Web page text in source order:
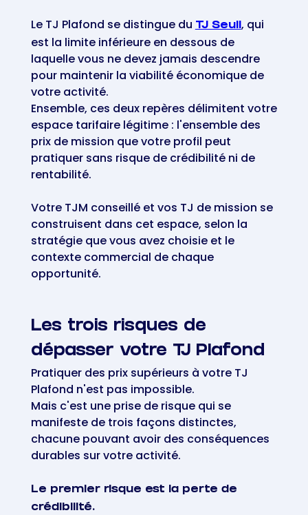
Le TJ Plafond se distingue du TJ Seuil, qui
est la limite inférieure en dessous de
laquelle vous ne devez jamais descendre
pour maintenir la viabilité économique de
votre activité.
Ensemble, ces deux repères délimitent votre
espace tarifaire légitime : l'ensemble des
prix de mission que votre profil peut
pratiquer sans risque de crédibilité ni de
rentabilité.
Votre TJM conseillé et vos TJ de mission se
construisent dans cet espace, selon la
stratégie que vous avez choisie et le
contexte commercial de chaque
opportunité.
Les trois risques de
dépasser votre TJ Plafond
Pratiquer des prix supérieurs à votre TJ
Plafond n'est pas impossible.
Mais c'est une prise de risque qui se
manifeste de trois façons distinctes,
chacune pouvant avoir des conséquences
durables sur votre activité.
Le premier risque est la perte de
crédibilité.